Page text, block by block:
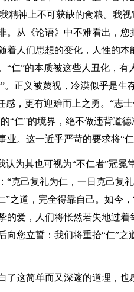
精神上不可获缺的食粮。我
。从《论语》中不难看出，您
着人们思想的变化，人性的
“仁”的本质被这些人丑化，有
。正义被蔑视，冷漠似乎是生
感，更有迎难而上之勇。“志
“仁”的境界，绝不做违背道
。这一近乎严苛的要求将“仁
为其也可视为“不仁者”冠冕
“克己复礼为仁，一日克己复
”之道，完全得靠自己。如今
的爱，人们将怅然若失地过
向您立誓：我们将重拾“仁”之
这简单而又深邃的道理，也